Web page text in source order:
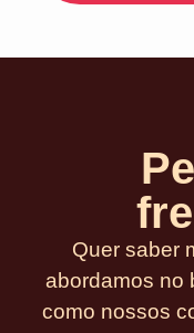
Quer saber
abordamos no
como nossos